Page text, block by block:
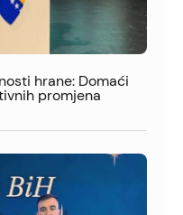
hrane: Domaći
promjena